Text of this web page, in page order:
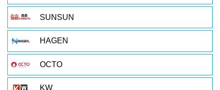
SUNSUN
HAGEN
OCTO
KW